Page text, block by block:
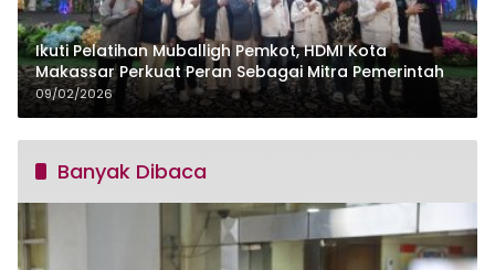
Ikuti Pelatihan Muballigh Pemkot, HDMI Kota
Makassar Perkuat Peran Sebagai Mitra Pemerintah
09/02/2026
Banyak Dibaca